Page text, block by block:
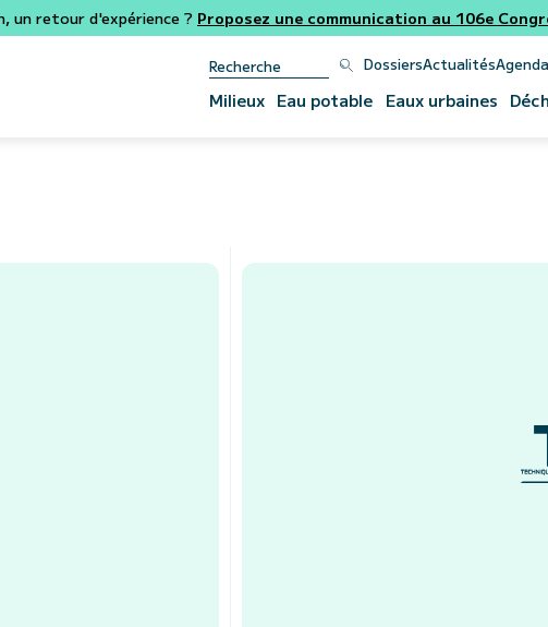
un retour d'expérience ? Proposez une communication au 106e
DossiersActualitésAgenda
Milieux Eau potable Eaux urbaines